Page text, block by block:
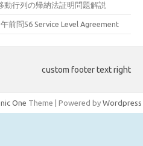
動行列の帰納法証明問題解説
前問56 Service Level Agreement
custom footer text right
One Theme | Powered by Wordpress